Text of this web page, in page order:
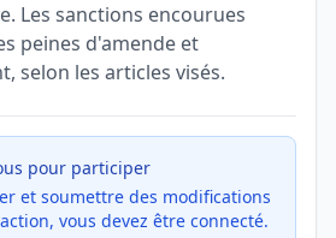
Les sanctions encourues
peines d'amende et
selon les articles visés.
pour participer
et soumettre des modifications
vous devez être connecté.